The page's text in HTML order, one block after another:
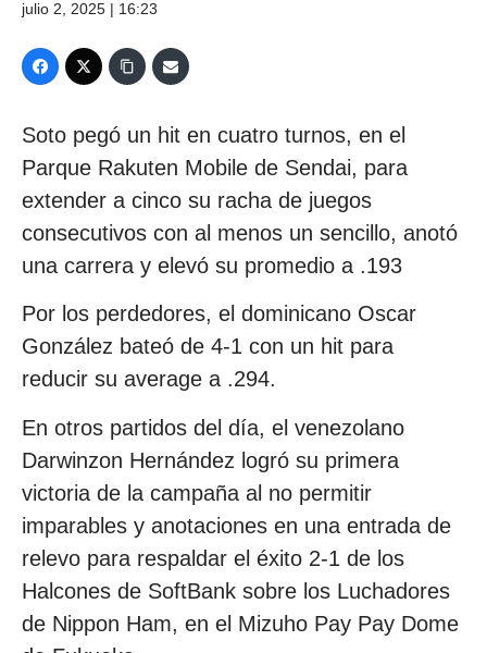
julio 2, 2025 | 16:23
Soto pegó un hit en cuatro turnos, en el
Parque Rakuten Mobile de Sendai, para
extender a cinco su racha de juegos
consecutivos con al menos un sencillo, anotó
una carrera y elevó su promedio a .193
Por los perdedores, el dominicano Oscar
González bateó de 4-1 con un hit para
reducir su average a .294.
En otros partidos del día, el venezolano
Darwinzon Hernández logró su primera
victoria de la campaña al no permitir
imparables y anotaciones en una entrada de
relevo para respaldar el éxito 2-1 de los
Halcones de SoftBank sobre los Luchadores
de Nippon Ham, en el Mizuho Pay Pay Dome